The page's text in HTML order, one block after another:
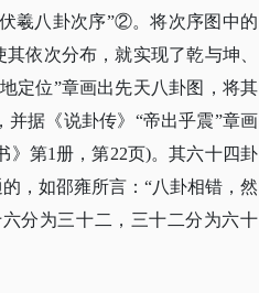
羲八卦次序”②。将次序图中的
依次分布，就实现了乾与坤、
定位”章画出先天八卦图，将其
并据《说卦传》“帝出乎震”章画
》第1册，第22页)。其六十四卦
，如邵雍所言：“八卦相错，然
分为三十二，三十二分为六十